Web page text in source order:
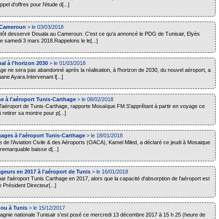
d'offres pour l'étude d[...]
> le 03/03/2018
desservir Douala au Cameroun. C'est ce qu'a annoncé le PDG de Tunisair, Elyès
samedi 3 mars 2018.Rappelons le le[...]
à l'horizon 2030 > le 01/03/2018
ne sera pas abandonné après la réalisation, à l'horizon de 2030, du nouvel aéroport, a
Ayara.Intervenant l[...]
à l'aéroport Tunis-Carthage > le 08/02/2018
de Tunis-Carthage, rapporte Mosaïque FM.S'apprêtant à partir en voyage ce
retirer sa montre pour p[...]
à l'aéroport Tunis-Carthage > le 18/01/2018
l'Aviation Civile & des Aéroports (OACA), Kamel Miled, a déclaré ce jeudi à Mosaique
baisse d[...]
en 2017 à l'aéroport de Tunis > le 16/01/2018
l'aéroport Tunis Carthage en 2017, alors que la capacité d'absorption de l'aéroport est
Président Directeur[...]
à Tunis > le 15/12/2017
nationale Tunisair s'est posé ce mercredi 13 décembre 2017 à 15 h 25 (heure de